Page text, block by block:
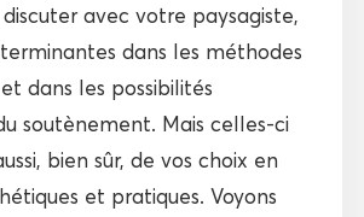
avec votre paysagiste,
dans les méthodes
dans les possibilités
soutènement. Mais celles-ci
bien sûr, de vos choix en
et pratiques. Voyons